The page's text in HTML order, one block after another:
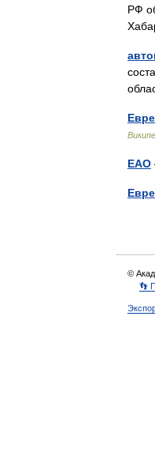
РФ
ЕАО
©
👣